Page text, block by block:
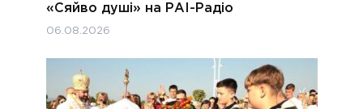
«Сяйво душі» на РАІ-Радіо
06.08.2026